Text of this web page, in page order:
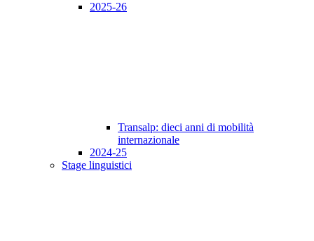
2025-26
Transalp: dieci anni di mobilità
internazionale
2024-25
Stage linguistici